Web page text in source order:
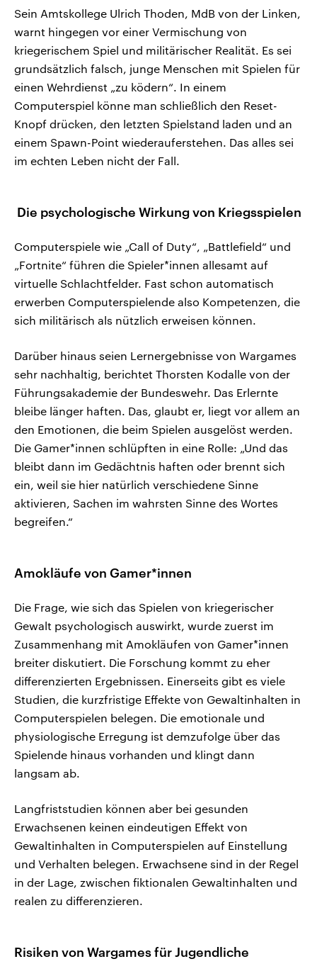
Sein Amtskollege Ulrich Thoden, MdB von der Linken,
warnt hingegen vor einer Vermischung von
kriegerischem Spiel und militärischer Realität. Es sei
grundsätzlich falsch, junge Menschen mit Spielen für
einen Wehrdienst „zu ködern“. In einem
Computerspiel könne man schließlich den Reset-
Knopf drücken, den letzten Spielstand laden und an
einem Spawn-Point wiederauferstehen. Das alles sei
im echten Leben nicht der Fall.
Die psychologische Wirkung von Kriegsspielen
Computerspiele wie „Call of Duty“, „Battlefield“ und
„Fortnite“ führen die Spieler*innen allesamt auf
virtuelle Schlachtfelder. Fast schon automatisch
erwerben Computerspielende also Kompetenzen, die
sich militärisch als nützlich erweisen können.
Darüber hinaus seien Lernergebnisse von Wargames
sehr nachhaltig, berichtet Thorsten Kodalle von der
Führungsakademie der Bundeswehr. Das Erlernte
bleibe länger haften. Das, glaubt er, liegt vor allem an
den Emotionen, die beim Spielen ausgelöst werden.
Die Gamer*innen schlüpften in eine Rolle: „Und das
bleibt dann im Gedächtnis haften oder brennt sich
ein, weil sie hier natürlich verschiedene Sinne
aktivieren, Sachen im wahrsten Sinne des Wortes
begreifen.“
Amokläufe von Gamer*innen
Die Frage, wie sich das Spielen von kriegerischer
Gewalt psychologisch auswirkt, wurde zuerst im
Zusammenhang mit Amokläufen von Gamer*innen
breiter diskutiert. Die Forschung kommt zu eher
differenzierten Ergebnissen. Einerseits gibt es viele
Studien, die kurzfristige Effekte von Gewaltinhalten in
Computerspielen belegen. Die emotionale und
physiologische Erregung ist demzufolge über das
Spielende hinaus vorhanden und klingt dann
langsam ab.
Langfriststudien können aber bei gesunden
Erwachsenen keinen eindeutigen Effekt von
Gewaltinhalten in Computerspielen auf Einstellung
und Verhalten belegen. Erwachsene sind in der Regel
in der Lage, zwischen fiktionalen Gewaltinhalten und
realen zu differenzieren.
Risiken von Wargames für Jugendliche